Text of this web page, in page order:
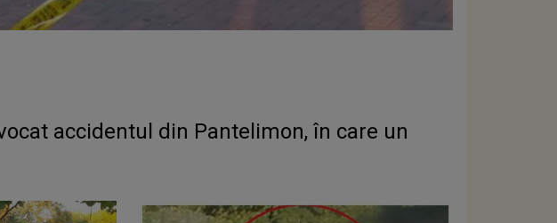
accidentul din Pantelimon, în care un